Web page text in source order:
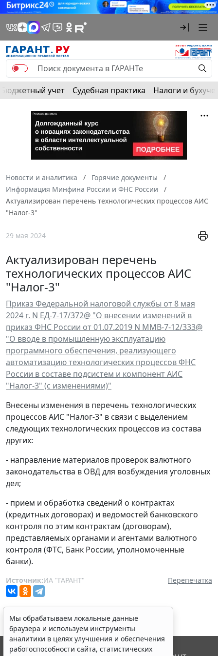
Бюджетный учет Судебная практика Налоги и
Новости и аналитика
Горячие документы
Информация Минфина России и ФНС России
Актуализирован перечень технологических процессов АИС
"Налог-3"
29 мая 2024
Актуализирован перечень
технологических процессов АИС
"Налог-3"
Приказ Федеральной налоговой службы от 8 мая
2024 г. N ЕД-7-17/372@ "О внесении изменений в
приказ ФНС России от 01.07.2019 N ММВ-7-12/333@
"О вводе в промышленную эксплуатацию
программного обеспечения, реализующего
автоматизацию технологических процессов ФНС
России в составе подсистем и компонент АИС
"Налог-3" (с изменениями)"
Внесены изменения в перечень технологических
процессов АИС "Налог-3" в связи с выделением
следующих технологических процессов из состава
других:
- направление материалов проверок валютного
законодательства в ОВД для возбуждения уголовных
дел;
- прием и обработка сведений о контрактах
(кредитных договорах) и ведомостей банковского
контроля по этим контрактам (договорам),
представляемых органами и агентами валютного
контроля (ФТС, Банк России, уполномоченные
банки).
Источник:ИА "ГАРАНТ" Перепечатка
Мы обрабатываем локальные данные
браузера и используем инструменты
аналитики в целях улучшения и обеспечения
работоспособности сайта, статистических